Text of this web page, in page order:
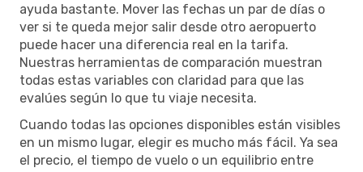
ayuda bastante. Mover las fechas un par de días o
ver si te queda mejor salir desde otro aeropuerto
puede hacer una diferencia real en la tarifa.
Nuestras herramientas de comparación muestran
todas estas variables con claridad para que las
evalúes según lo que tu viaje necesita.
Cuando todas las opciones disponibles están visibles
en un mismo lugar, elegir es mucho más fácil. Ya sea
el precio, el tiempo de vuelo o un equilibrio entre